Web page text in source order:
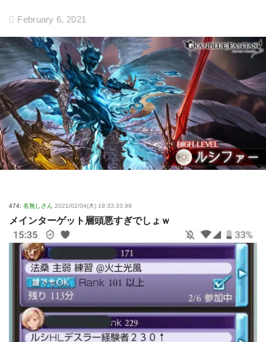
February 6, 2021
474: 名無しさん 2021/02/04(木) 19:33:33.99
メインターゲット層頭悪すぎでしょｗ